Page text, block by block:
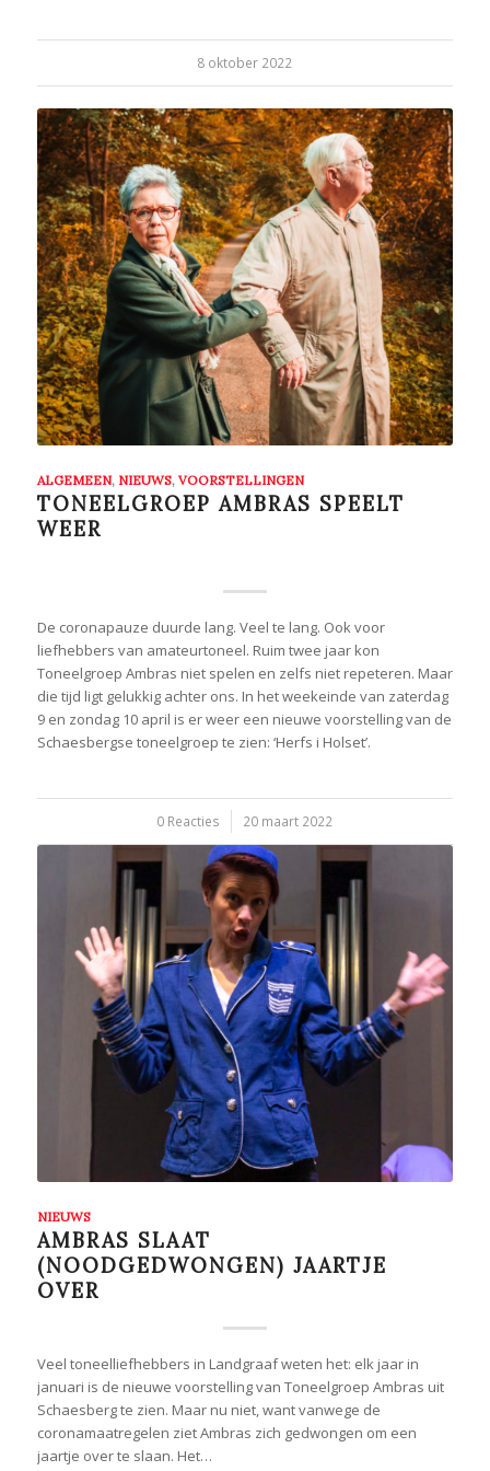
8 oktober 2022
ALGEMEEN, NIEUWS, VOORSTELLINGEN
TONEELGROEP AMBRAS SPEELT
WEER
De coronapauze duurde lang. Veel te lang. Ook voor
liefhebbers van amateurtoneel. Ruim twee jaar kon
Toneelgroep Ambras niet spelen en zelfs niet repeteren. Maar
die tijd ligt gelukkig achter ons. In het weekeinde van zaterdag
9 en zondag 10 april is er weer een nieuwe voorstelling van de
Schaesbergse toneelgroep te zien: ‘Herfs i Holset’.
0 Reacties
/ 20 maart 2022
NIEUWS
AMBRAS SLAAT
(NOODGEDWONGEN) JAARTJE
OVER
Veel toneelliefhebbers in Landgraaf weten het: elk jaar in
januari is de nieuwe voorstelling van Toneelgroep Ambras uit
Schaesberg te zien. Maar nu niet, want vanwege de
coronamaatregelen ziet Ambras zich gedwongen om een
jaartje over te slaan. Het…